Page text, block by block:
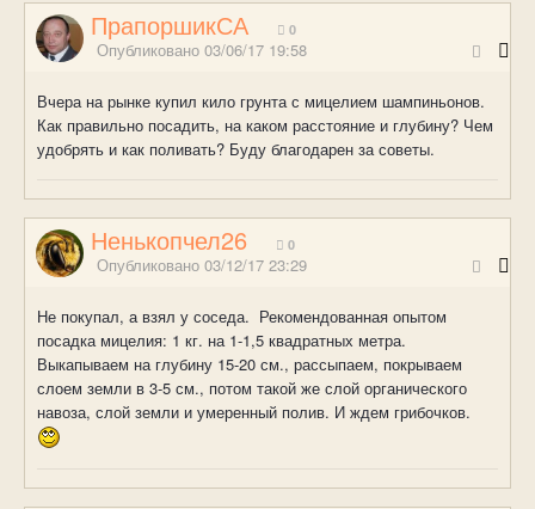
ПрапоршикСА 0
Опубликовано 03/06/17 19:58
Вчера на рынке купил кило грунта с мицелием шампиньонов.
Как правильно посадить, на каком расстояние и глубину? Чем
удобрять и как поливать? Буду благодарен за советы.
Ненькопчел26 0
Опубликовано 03/12/17 23:29
Не покупал, а взял у соседа. Рекомендованная опытом
посадка мицелия: 1 кг. на 1-1,5 квадратных метра.
Выкапываем на глубину 15-20 см., рассыпаем, покрываем
слоем земли в 3-5 см., потом такой же слой органического
навоза, слой земли и умеренный полив. И ждем грибочков.